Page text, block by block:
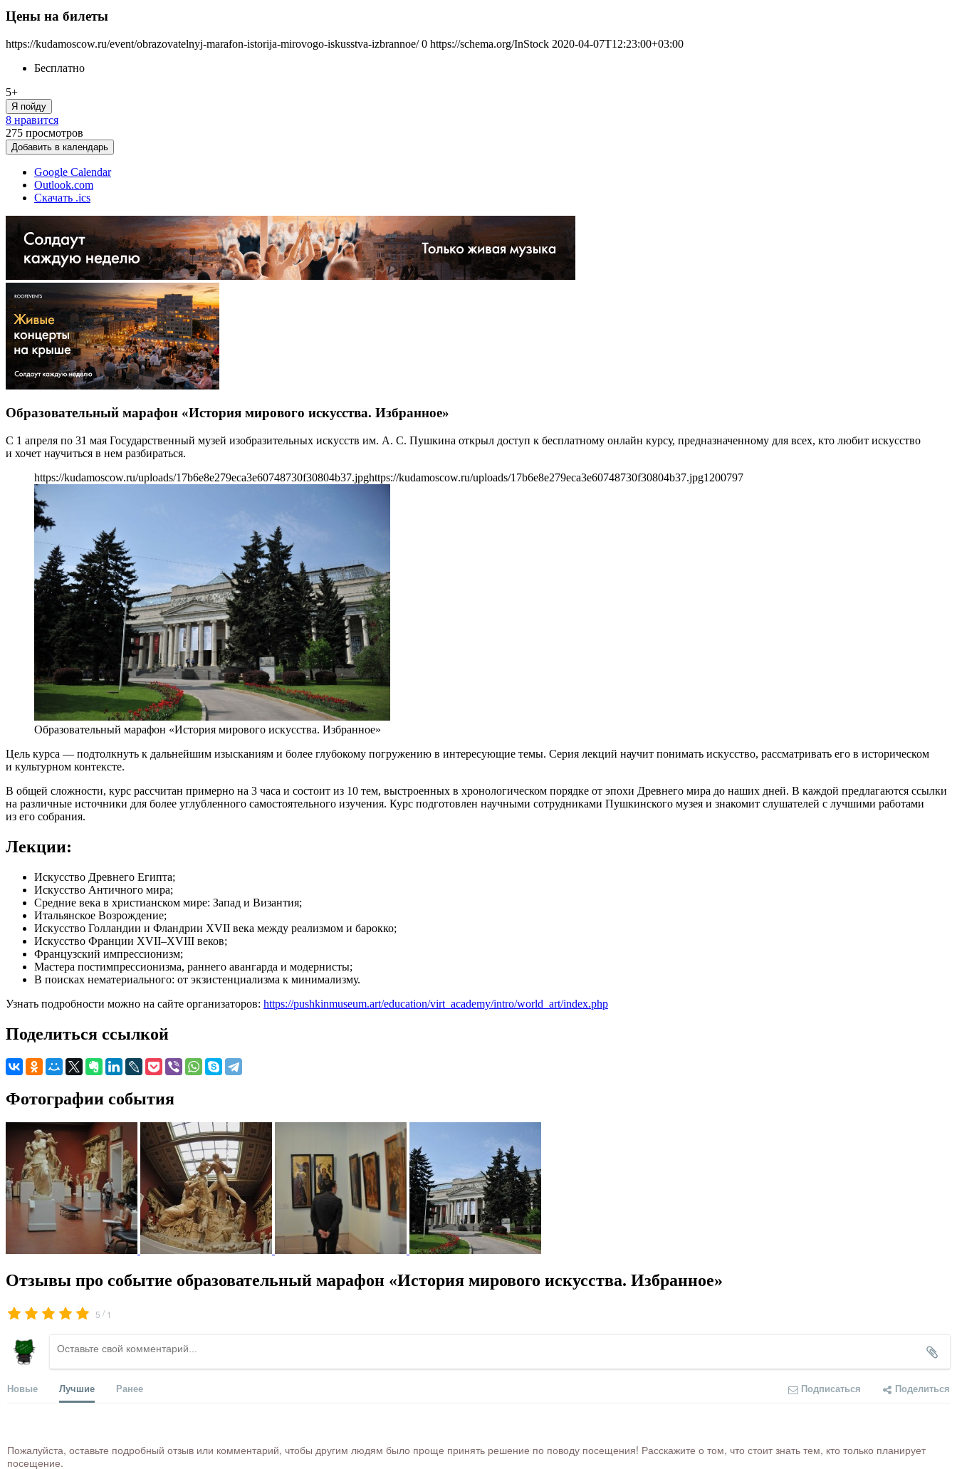
Цены на билеты
https://kudamoscow.ru/event/obrazovatelnyj-marafon-istorija-mirovogo-iskusstva-izbrannoe/ 0 https://schema.org/InStock 2020-04-07T12:23:00+03:00
Бесплатно
5+
Я пойду
8 нравится
275 просмотров
Добавить в календарь
Google Calendar
Outlook.com
Скачать .ics
Образовательный марафон «История мирового искусства. Избранное»
С 1 апреля по 31 мая Государственный музей изобразительных искусств им. А. С. Пушкина открыл доступ к бесплатному онлайн курсу, предназначенному для всех, кто любит искусство
и хочет научиться в нем разбираться.
https://kudamoscow.ru/uploads/17b6e8e279eca3e60748730f30804b37.jpghttps://kudamoscow.ru/uploads/17b6e8e279eca3e60748730f30804b37.jpg1200797
Образовательный марафон «История мирового искусства. Избранное»
Цель курса — подтолкнуть к дальнейшим изысканиям и более глубокому погружению в интересующие темы. Серия лекций научит понимать искусство, рассматривать его в историческом
и культурном контексте.
В общей сложности, курс рассчитан примерно на 3 часа и состоит из 10 тем, выстроенных в хронологическом порядке от эпохи Древнего мира до наших дней. В каждой предлагаются ссылки
на различные источники для более углубленного самостоятельного изучения. Курс подготовлен научными сотрудниками Пушкинского музея и знакомит слушателей с лучшими работами
из его собрания.
Лекции:
Искусство Древнего Египта;
Искусство Античного мира;
Средние века в христианском мире: Запад и Византия;
Итальянское Возрождение;
Искусство Голландии и Фландрии XVII века между реализмом и барокко;
Искусство Франции XVII–XVIII веков;
Французский импрессионизм;
Мастера постимпрессионизма, раннего авангарда и модернисты;
В поисках нематериального: от экзистенциализма к минимализму.
Узнать подробности можно на сайте организаторов: https://pushkinmuseum.art/education/virt_academy/intro/world_art/index.php
Поделиться ссылкой
Фотографии события
Отзывы про событие образовательный марафон «История мирового искусства. Избранное»
5 / 1
Новые Лучшие Ранее Подписаться Поделиться
Пожалуйста, оставьте подробный отзыв или комментарий, чтобы другим людям было проще принять решение по поводу посещения! Расскажите о том, что стоит знать тем, кто только планирует
посещение.